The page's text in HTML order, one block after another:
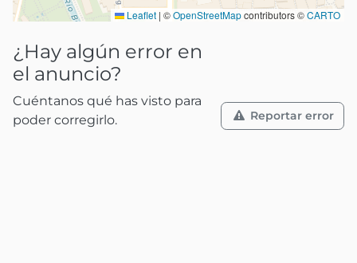
Leaflet | ©OpenStreetMapcontributors ©CARTO
¿Hay algún error en
el anuncio?
Cuéntanos qué has visto para
poder corregirlo.
Reportar error